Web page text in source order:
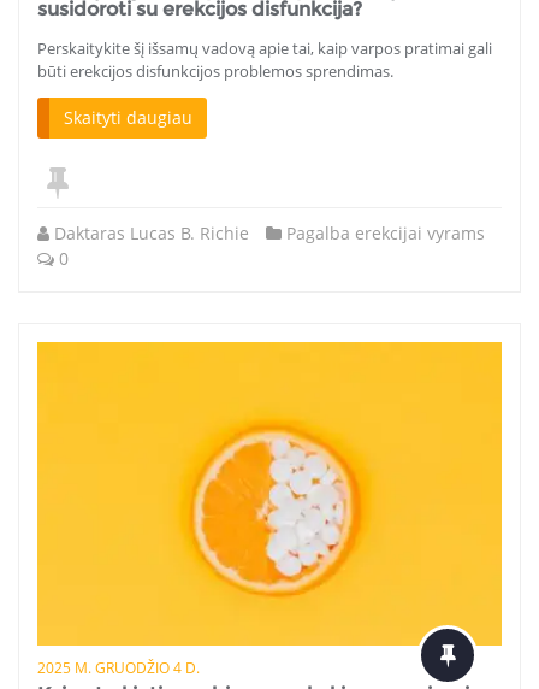
susidoroti su erekcijos disfunkcija?
Perskaitykite šį išsamų vadovą apie tai, kaip varpos pratimai gali
būti erekcijos disfunkcijos problemos sprendimas.
Skaityti daugiau
Daktaras Lucas B. Richie
Pagalba erekcijai vyrams
0
2025 M. GRUODŽIO 4 D.